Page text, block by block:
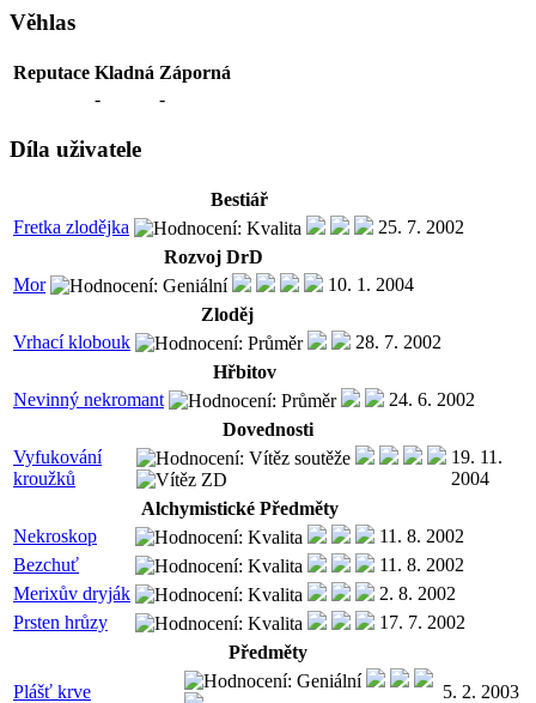
Věhlas
Reputace Kladná Záporná
-
-
Díla uživatele
Bestiář
Fretka zlodějka
25. 7. 2002
Rozvoj DrD
Mor
10. 1. 2004
Zloděj
Vrhací klobouk
28. 7. 2002
Hřbitov
Nevinný nekromant
24. 6. 2002
Dovednosti
Vyfukování
kroužků
19. 11.
2004
Alchymistické Předměty
Nekroskop
11. 8. 2002
Bezchuť
11. 8. 2002
Merixův dryják
2. 8. 2002
Prsten hrůzy
17. 7. 2002
Předměty
Plášť krve
5. 2. 2003